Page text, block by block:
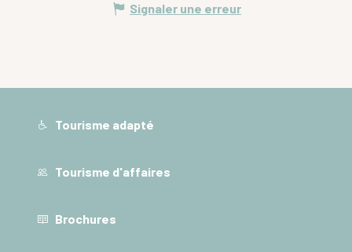
Signaler une erreur
Tourisme adapté
Tourisme d'affaires
Brochures